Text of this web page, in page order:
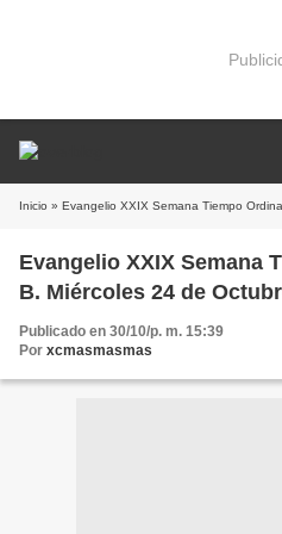
Inicio » Evangelio XXIX Semana Tiempo
Evangelio XXIX Semana
B. Miércoles 24 de
Publicado en 30/10/p. m. 15:39
Por xcmasmasmas